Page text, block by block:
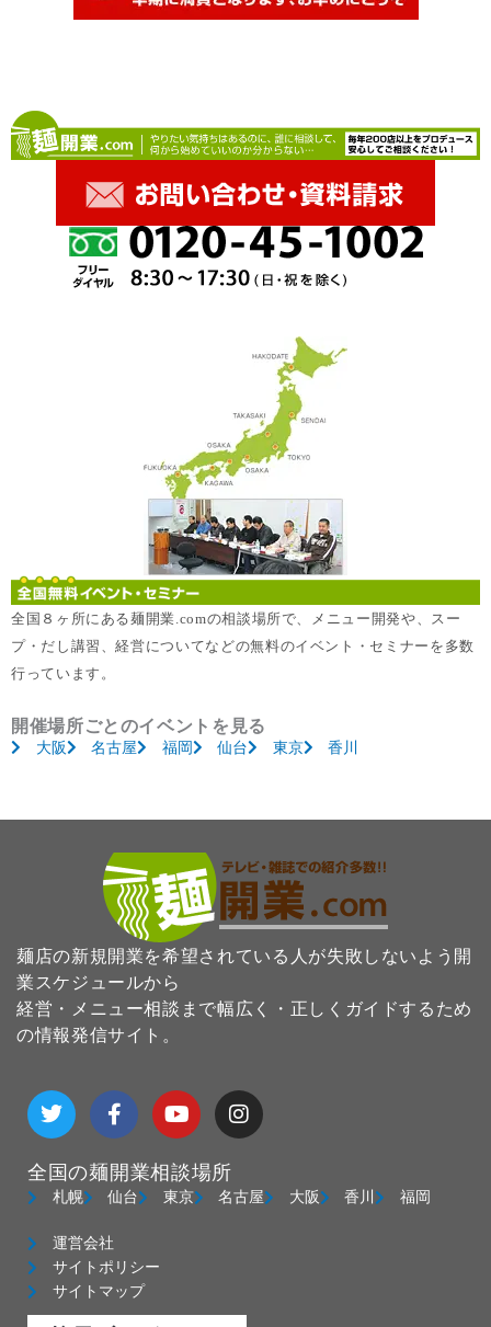
全国８ヶ所にある麺開業.comの相談場所で、メニュー開発や、スー
プ・だし講習、経営についてなどの無料のイベント・セミナーを多数
行っています。
開催場所ごとのイベントを見る
大阪 名古屋 福岡 仙台 東京 香川
麺店の新規開業を希望されている人が失敗しないよう開
業スケジュールから
経営・メニュー相談まで幅広く・正しくガイドするため
の情報発信サイト。
T
w
i
t
e
F
a
c
b
o
k
-
f
Y
o
u
u
b
I
n
s
g
全国の麺開業相談場所
札幌 仙台 東京 名古屋 大阪 香川 福岡
運営会社
サイトポリシー
サイトマップ